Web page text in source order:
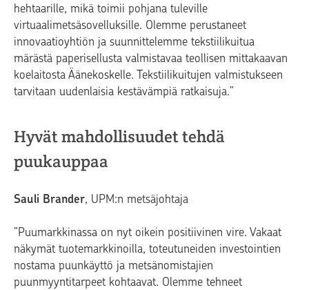
hehtaarille, mikä toimii pohjana tuleville
virtuaalimetsäsovelluksille. Olemme perustaneet
innovaatioyhtiön ja suunnittelemme tekstiilikuitua
märästä paperisellusta valmistavaa teollisen mittakaavan
koelaitosta Äänekoskelle. Tekstiilikuitujen valmistukseen
tarvitaan uudenlaisia kestävämpiä ratkaisuja.”
Hyvät mahdollisuudet tehdä
puukauppaa
Sauli Brander, UPM:n metsäjohtaja
”Puumarkkinassa on nyt oikein positiivinen vire. Vakaat
näkymät tuotemarkkinoilla, toteutuneiden investointien
nostama puunkäyttö ja metsänomistajien
puunmyyntitarpeet kohtaavat. Olemme tehneet